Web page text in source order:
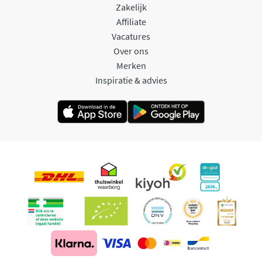
Zakelijk
Affiliate
Vacatures
Over ons
Merken
Inspiratie & advies